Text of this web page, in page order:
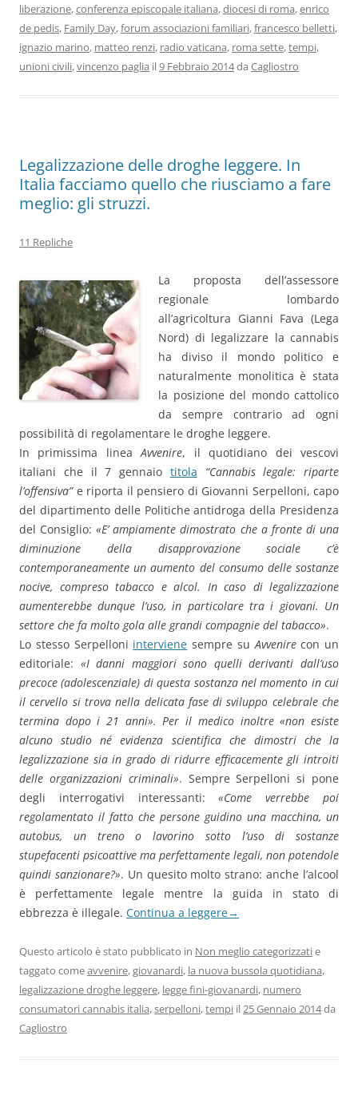
liberazione,conferenza episcopale italiana,diocesi di roma,enrico
de pedis, Family Day,forum associazioni familiari,francesco belletti,
ignazio marino, matteo renzi, radio vaticana, roma sette,tempi,
unioni civili,vincenzo paglia il9 Febbraio 2014da Cagliostro
Legalizzazione delle droghe leggere. In
Italia facciamo quello che riusciamo a fare
meglio: gli struzzi.
11 Repliche
La proposta dell’assessore
regionale lombardo
all’agricoltura Gianni Fava (Lega
Nord) di legalizzare la cannabis
ha diviso il mondo politico e
naturalmente monolitica è stata
la posizione del mondo cattolico
da sempre contrario ad ogni
possibilità di regolamentare le droghe leggere.
In primissima lineaAvvenire, il quotidiano dei vescovi
italiani che il 7 gennaio titola
“Cannabis legale: riparte
l’offensiva”e riporta il pensiero di Giovanni Serpelloni, capo
del dipartimento delle Politiche antidroga della Presidenza
del Consiglio:«E’ ampiamente dimostrato che a fronte di una
diminuzione della disapprovazione sociale c’è
contemporaneamente un aumento del consumo delle sostanze
nocive, compreso tabacco e alcol. In caso di legalizzazione
aumenterebbe dunque l’uso, in particolare tra i giovani. Un
settore che fa molto gola alle grandi compagnie del tabacco».
Lo stesso Serpelloni interviene sempre suAvvenirecon un
editoriale: «I danni maggiori sono quelli derivanti dall’uso
precoce (adolescenziale) di questa sostanza nel momento in cui
il cervello si trova nella delicata fase di sviluppo celebrale che
termina dopo i 21 anni». Per il medico inoltre «non esiste
alcuno studio né evidenza scientifica che dimostri che la
legalizzazione sia in grado di ridurre efficacemente gli introiti
delle organizzazioni criminali». Sempre Serpelloni si pone
degli interrogativi interessanti:«Come verrebbe poi
regolamentato il fatto che persone guidino una macchina, un
autobus, un treno o lavorino sotto l’uso di sostanze
stupefacenti psicoattive ma perfettamente legali, non potendole
quindi sanzionare?». Un quesito molto strano: anche l’alcool
è perfettamente legale mentre la guida in stato di
ebbrezza è illegale. Continua a leggere→
Questo articolo è stato pubblicato in Non meglio categorizzatie
taggato comeavvenire,giovanardi, la nuova bussola quotidiana,
legalizzazione droghe leggere, legge fini-giovanardi, numero
consumatori cannabis italia,serpelloni,tempi il25 Gennaio 2014da
Cagliostro